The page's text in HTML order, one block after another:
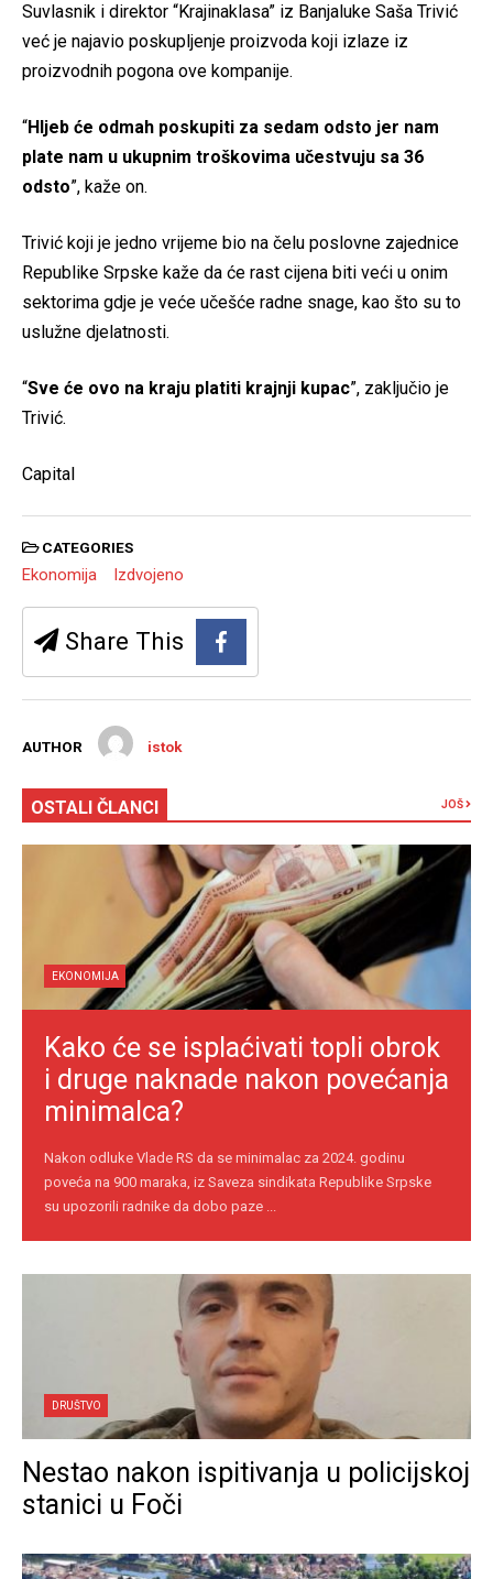
Suvlasnik i direktor “Krajinaklasa” iz Banjaluke Saša Trivić
već je najavio poskupljenje proizvoda koji izlaze iz
proizvodnih pogona ove kompanije.
“Hljeb će odmah poskupiti za sedam odsto jer nam
plate nam u ukupnim troškovima učestvuju sa 36
odsto”, kaže on.
Trivić koji je jedno vrijeme bio na čelu poslovne zajednice
Republike Srpske kaže da će rast cijena biti veći u onim
sektorima gdje je veće učešće radne snage, kao što su to
uslužne djelatnosti.
“Sve će ovo na kraju platiti krajnji kupac”, zaključio je
Trivić.
Capital
CATEGORIES
Ekonomija Izdvojeno
Share This
AUTHOR istok
OSTALI ČLANCI JOŠ
EKONOMIJA
Kako će se isplaćivati topli obrok
i druge naknade nakon povećanja
minimalca?
Nakon odluke Vlade RS da se minimalac za 2024. godinu
poveća na 900 maraka, iz Saveza sindikata Republike Srpske
su upozorili radnike da dobo paze ...
DRUŠTVO
Nestao nakon ispitivanja u policijskoj
stanici u Foči